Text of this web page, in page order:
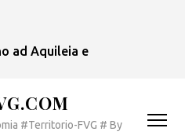
ad Aquileia e a Bertiolo lo
#Territorio-FVG # By